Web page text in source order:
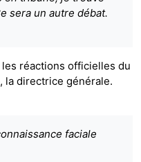
sera un autre débat.
les réactions officielles du
la directrice générale.
faciale